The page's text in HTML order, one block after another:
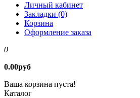
Личный кабинет
Закладки (0)
Корзина
Оформление заказа
0
0.00руб
Ваша корзина пуста!
Каталог